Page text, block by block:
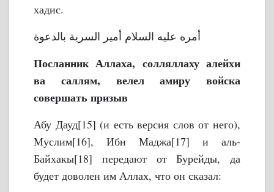
хадис.
أمره عليه السلام أمير السرية بالدعوة
Посланник Аллаха, солляллаху алейхи
ва саллям, велел амиру войска
совершать призыв
Абу Дауд[15] (и есть версия слов от него),
Муслим[16], Ибн Маджа[17] и аль-
Байхакы[18] передают от Бурейды, да
будет доволен им Аллах, что он сказал: